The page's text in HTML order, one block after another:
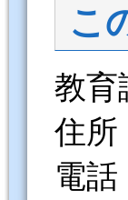
こ
教育
住所
電話